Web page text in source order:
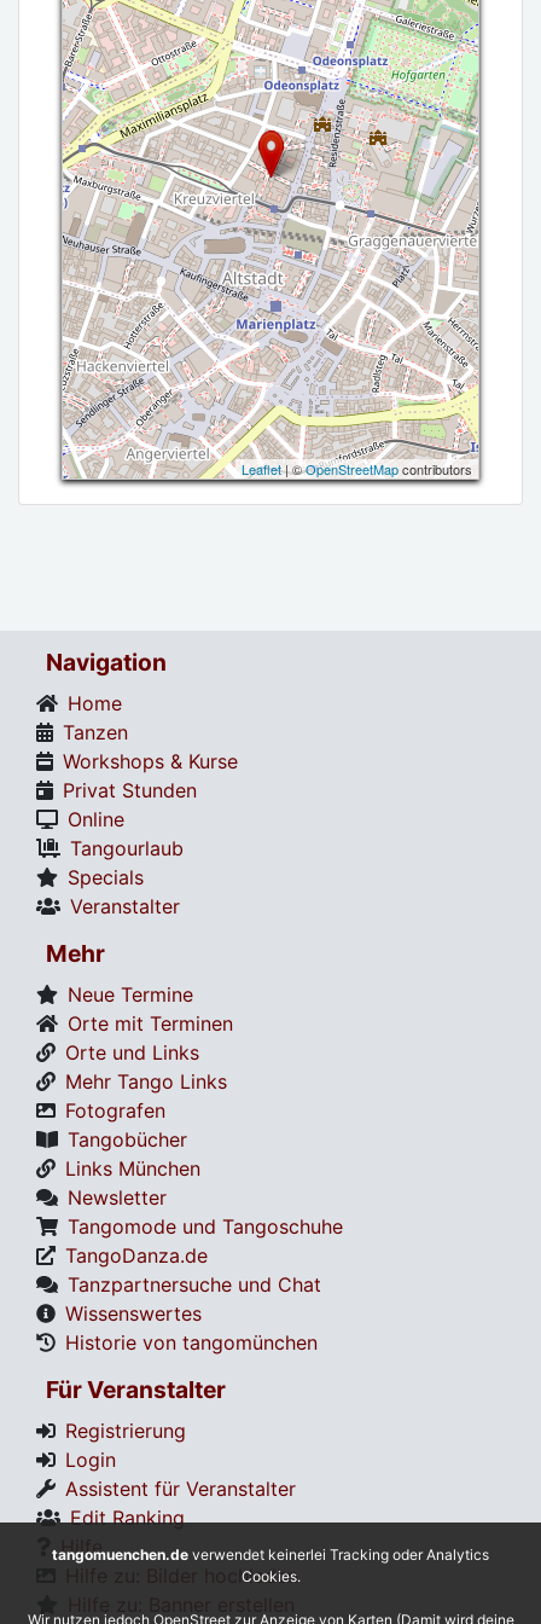
Leaflet| ©OpenStreetMapcontributors
Navigation
Home
Tanzen
Workshops & Kurse
Privat Stunden
Online
Tangourlaub
Specials
Veranstalter
Mehr
Neue Termine
Orte mit Terminen
Orte und Links
Mehr Tango Links
Fotografen
Tangobücher
Links München
Newsletter
Tangomode und Tangoschuhe
TangoDanza.de
Tanzpartnersuche und Chat
Wissenswertes
Historie von tangomünchen
Für Veranstalter
Registrierung
Login
Assistent für Veranstalter
Edit Ranking
Hilfe
Hilfe zu: Bilder hochladen
tangomuenchen.de verwendet keinerlei Tracking oder Analytics
Cookies.
Wir nutzen jedoch OpenStreet zur Anzeige von Karten (Damit wird deine